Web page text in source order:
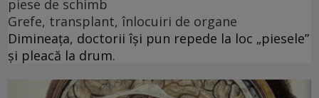
piese de schimb
Grefe, transplant, înlocuiri de organe
Dimineața, doctorii își pun repede la loc „piesele”
și pleacă la drum.